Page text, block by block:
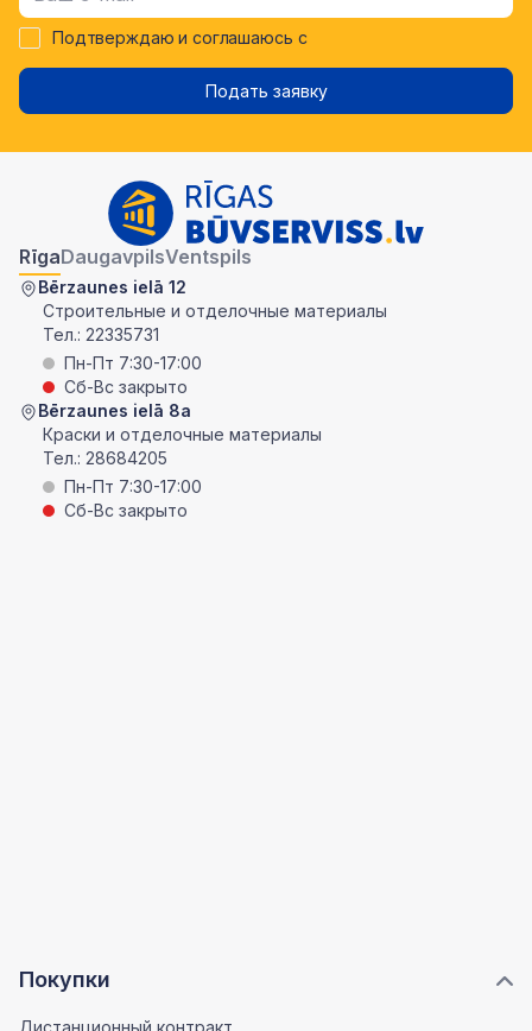
Подтверждаю и соглашаюсь с
Подать заявку
Покупки
Дистанционный контракт
RīgaDaugavpilsVentspils
Bērzaunes ielā 12
Строительные и отделочные материалы
Тел.: 22335731
Пн-Пт 7:30-17:00
Сб-Вс закрыто
Bērzaunes ielā 8a
Краски и отделочные материалы
Тел.: 28684205
Пн-Пт 7:30-17:00
Сб-Вс закрыто